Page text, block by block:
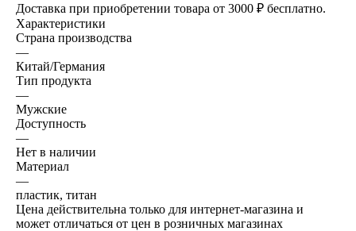
Доставка при приобретении товара от 3000 ₽ бесплатно.
Характеристики
Страна производства
—
Китай/Германия
Тип продукта
—
Мужские
Доступность
—
Нет в наличии
Материал
—
пластик, титан
Цена действительна только для интернет-магазина и
может отличаться от цен в розничных магазинах